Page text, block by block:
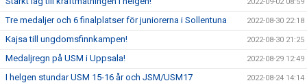
Tre medaljer och 6 finalplatser för juniorerna i Sollentuna 2022-08-30 22:18
Kajsa till ungdomsfinnkampen! 2022-08-30 21:25
Medaljregn på USM i Uppsala! 2022-08-29 12:49
I helgen stundar USM 15-16 år och JSM/USM17 2022-08-24 14:14